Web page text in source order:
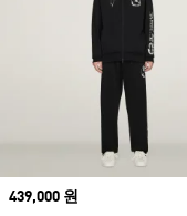
Price
439,000 원